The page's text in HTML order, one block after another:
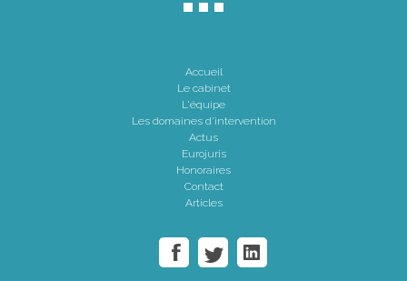
Accueil
Le cabinet
L'équipe
Les domaines d'intervention
Actus
Eurojuris
Honoraires
Contact
Articles